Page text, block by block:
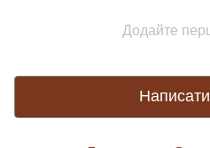
Додайте
Написати